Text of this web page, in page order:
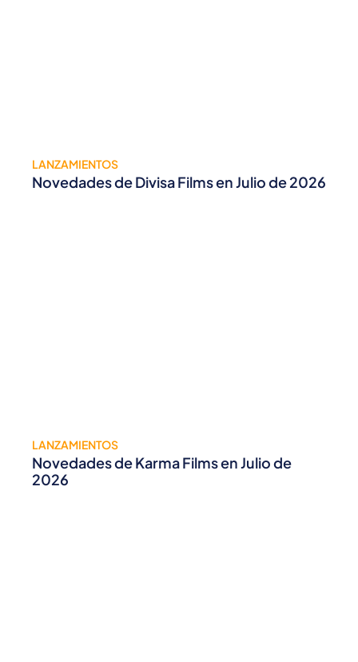
LANZAMIENTOS
Novedades de Divisa Films en Julio de 2026
LANZAMIENTOS
Novedades de Karma Films en Julio de
2026